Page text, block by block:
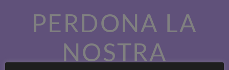
PERDONA LA
NOSTRA